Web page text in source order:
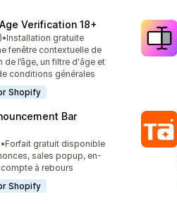
Verification 18+
sur 5
total
•Installation gratuite
fenêtre contextuelle de
de l’âge, un filtre d'âge et
conditions générales
Shopify
Bar
sur 5
total
•Forfait gratuit disponible
sales popup, en-
à rebours
Shopify